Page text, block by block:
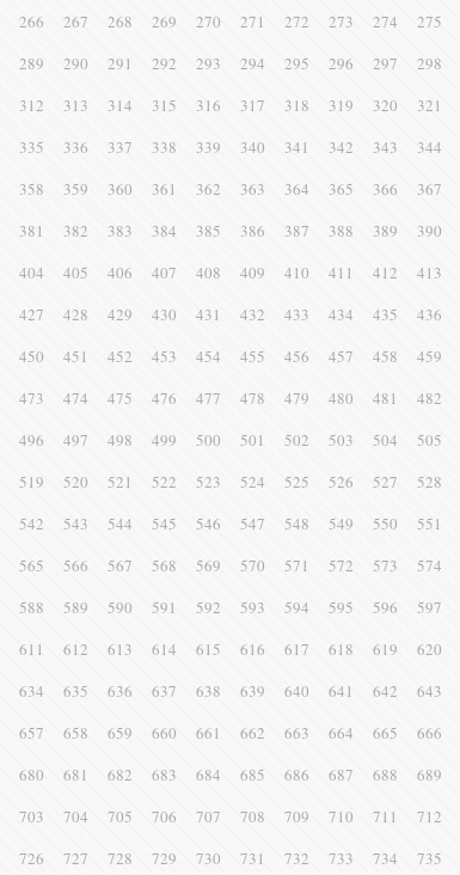
266 267 268 269 270 271 272 273 274 275
289 290 291 292 293 294 295 296 297 298
312 313 314 315 316 317 318 319 320 321
335 336 337 338 339 340 341 342 343 344
358 359 360 361 362 363 364 365 366 367
381 382 383 384 385 386 387 388 389 390
404 405 406 407 408 409 410 411 412 413
427 428 429 430 431 432 433 434 435 436
450 451 452 453 454 455 456 457 458 459
473 474 475 476 477 478 479 480 481 482
496 497 498 499 500 501 502 503 504 505
519 520 521 522 523 524 525 526 527 528
542 543 544 545 546 547 548 549 550 551
565 566 567 568 569 570 571 572 573 574
588 589 590 591 592 593 594 595 596 597
611 612 613 614 615 616 617 618 619 620
634 635 636 637 638 639 640 641 642 643
657 658 659 660 661 662 663 664 665 666
680 681 682 683 684 685 686 687 688 689
703 704 705 706 707 708 709 710 711 712
726 727 728 729 730 731 732 733 734 735